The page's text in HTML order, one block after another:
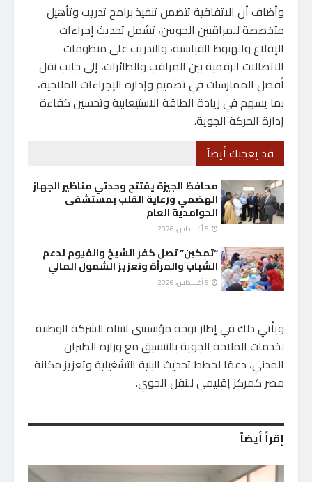
وأضاف أن الاتفاقية تتضمن تنفيذ برامج تدريب وتأهيل
متخصصة للمراقبين الجويين، تشمل تحديث إجراءات
الإقلاع والهبوط القياسية، والتدريب على منظومات
الاتصالات الرقمية بين المراقب والطائرات، إلى جانب نقل
أفضل الممارسات في تصميم وإدارة الإجراءات الملاحية،
بما يسهم في زيادة الطاقة الاستيعابية وتحسين كفاءة
إدارة الحركة الجوية.
قد يعجبك أيضاً
محافظ الجيزة يفتتح وحدتي مناظير الجهاز
الهضمي ورعاية القلب بمستشفى
الحوامدية العام
“تمكين” تصل كفر الشيخ والفيوم لدعم
الشباب والمرأة وتعزيز الشمول المالي
ويأتي ذلك في إطار توجه مؤسسي تتبناه الشركة الوطنية
لخدمات الملاحة الجوية بالتنسيق مع وزارة الطيران
المدني، دعمًا لخطط تحديث البنية التشغيلية وتعزيز مكانة
مصر كمركز إقليمي للنقل الجوي.
إقرأ أيضاً